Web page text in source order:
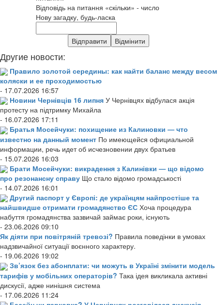
Відповідь на питання «скільки» - число
Нову загадку, будь-ласка
Другие новости:
Правило золотой середины: как найти баланс между весом
коляски и ее проходимостью
- 17.07.2026 16:57
Новини Чернівців 16 липня У Чернівцях відбулася акція
протесту на підтримку Михайла
- 16.07.2026 17:11
Братья Мосейчуки: похищение из Калиновки — что
известно на данный момент По имеющейся официальной
информации, речь идет об исчезновении двух братьев
- 15.07.2026 16:03
Брати Мосейчуки: викрадення з Калинівки — що відомо
про резонансну справу Що стало відомо громадськості
- 14.07.2026 16:01
Другий паспорт у Європі: де українцям найпростіше та
найшвидше отримати громадянство ЄС Хоча процедура
набуття громадянства зазвичай займає роки, існують
- 23.06.2026 09:10
Як діяти при повітряній тревозі? Правила поведінки в умовах
надзвичайної ситуації воєнного характеру.
- 19.06.2026 19:02
Зв’язок без абонплати: чи можуть в Україні змінити модель
тарифів у мобільних операторів? Така ідея викликала активні
дискусії, адже нинішня система
- 17.06.2026 11:24